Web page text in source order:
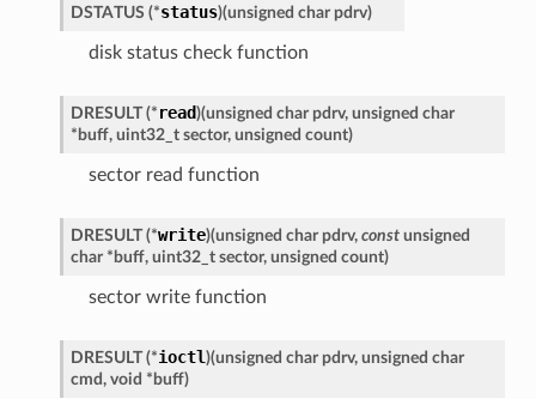
DSTATUS (*status)(unsigned char pdrv)
disk status check function
DRESULT (* read)(unsigned char pdrv, unsigned char
* buff, uint32_t sector, unsigned count)
sector read function
DRESULT (*write)(unsigned char pdrv, const unsigned
char * buff, uint32_t sector, unsigned count)
sector write function
DRESULT (*ioctl)(unsigned char pdrv, unsigned char
cmd, void * buff)